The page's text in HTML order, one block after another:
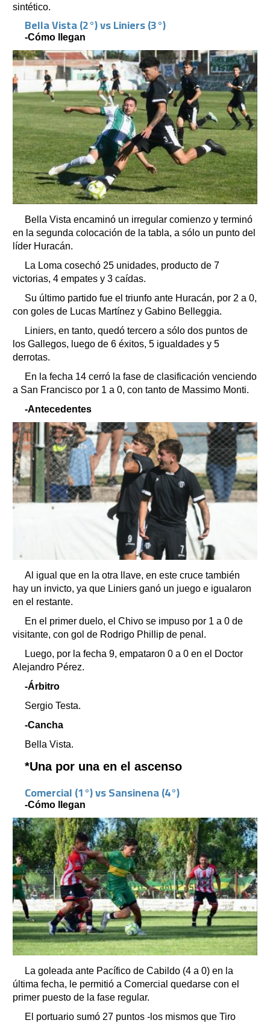
sintético.
Bella Vista (2°) vs Liniers (3°)
-Cómo llegan
Bella Vista encaminó un irregular comienzo y terminó
en la segunda colocación de la tabla, a sólo un punto del
líder Huracán.
La Loma cosechó 25 unidades, producto de 7
victorias, 4 empates y 3 caídas.
Su último partido fue el triunfo ante Huracán, por 2 a 0,
con goles de Lucas Martínez y Gabino Belleggia.
Liniers, en tanto, quedó tercero a sólo dos puntos de
los Gallegos, luego de 6 éxitos, 5 igualdades y 5
derrotas.
En la fecha 14 cerró la fase de clasificación venciendo
a San Francisco por 1 a 0, con tanto de Massimo Monti.
-Antecedentes
Al igual que en la otra llave, en este cruce también
hay un invicto, ya que Liniers ganó un juego e igualaron
en el restante.
En el primer duelo, el Chivo se impuso por 1 a 0 de
visitante, con gol de Rodrigo Phillip de penal.
Luego, por la fecha 9, empataron 0 a 0 en el Doctor
Alejandro Pérez.
-Árbitro
Sergio Testa.
-Cancha
Bella Vista.
*Una por una en el ascenso
Comercial (1°) vs Sansinena (4°)
-Cómo llegan
La goleada ante Pacífico de Cabildo (4 a 0) en la
última fecha, le permitió a Comercial quedarse con el
primer puesto de la fase regular.
El portuario sumó 27 puntos -los mismos que Tiro